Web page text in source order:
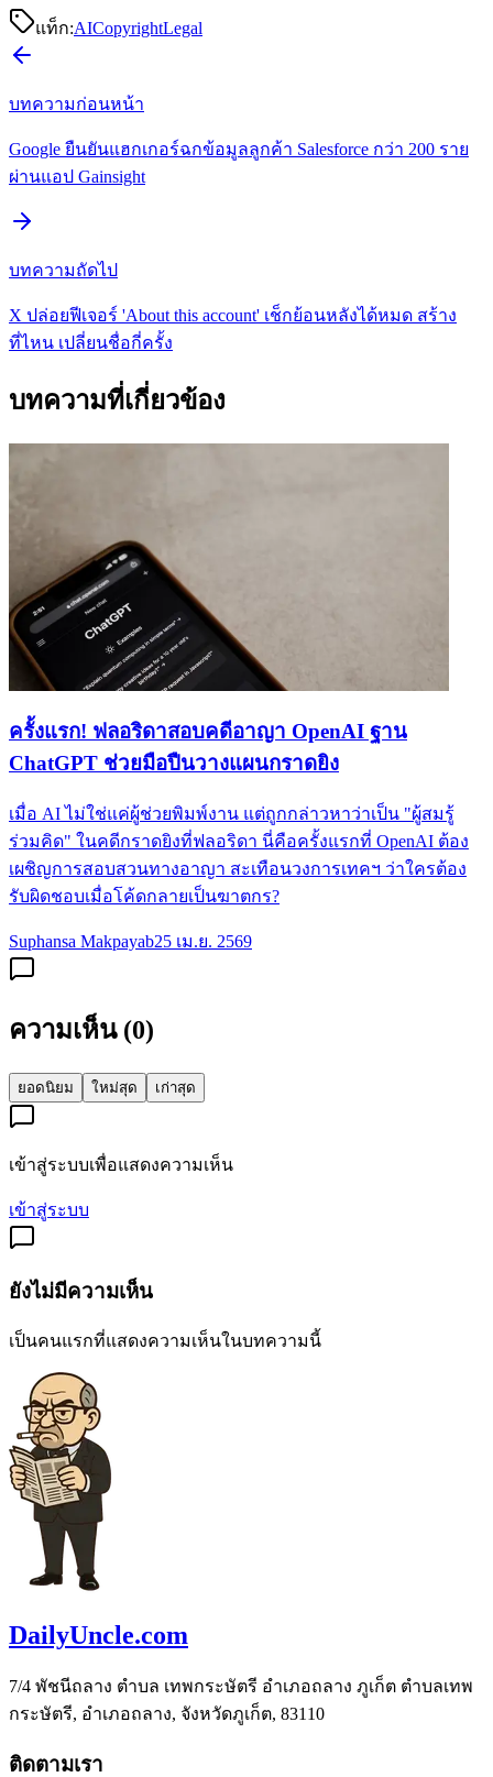
แท็ก:AICopyrightLegal
บทความก่อนหน้า
Google ยืนยันแฮกเกอร์ฉกข้อมูลลูกค้า Salesforce กว่า 200 ราย
ผ่านแอป Gainsight
บทความถัดไป
X ปล่อยฟีเจอร์ 'About this account' เช็กย้อนหลังได้หมด สร้าง
ที่ไหน เปลี่ยนชื่อกี่ครั้ง
บทความที่เกี่ยวข้อง
ครั้งแรก! ฟลอริดาสอบคดีอาญา OpenAI ฐาน
ChatGPT ช่วยมือปืนวางแผนกราดยิง
เมื่อ AI ไม่ใช่แค่ผู้ช่วยพิมพ์งาน แต่ถูกกล่าวหาว่าเป็น "ผู้สมรู้
ร่วมคิด" ในคดีกราดยิงที่ฟลอริดา นี่คือครั้งแรกที่ OpenAI ต้อง
เผชิญการสอบสวนทางอาญา สะเทือนวงการเทคฯ ว่าใครต้อง
รับผิดชอบเมื่อโค้ดกลายเป็นฆาตกร?
Suphansa Makpayab25 เม.ย. 2569
ความเห็น (0)
ยอดนิยม ใหม่สุด เก่าสุด
เข้าสู่ระบบเพื่อแสดงความเห็น
เข้าสู่ระบบ
ยังไม่มีความเห็น
เป็นคนแรกที่แสดงความเห็นในบทความนี้
DailyUncle.com
7/4 พัชนีถลาง ตำบล เทพกระษัตรี อำเภอถลาง ภูเก็ต ตำบลเทพ
กระษัตรี, อำเภอถลาง, จังหวัดภูเก็ต, 83110
ติดตามเรา